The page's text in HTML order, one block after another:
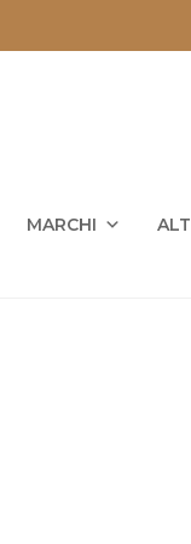
MARCHI